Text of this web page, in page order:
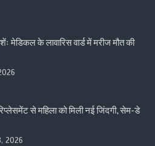
मेडिकल के लावारिस वार्ड में मरीज मौत की
से महिला को मिली नई जिंदगी, सेम-डे
2026